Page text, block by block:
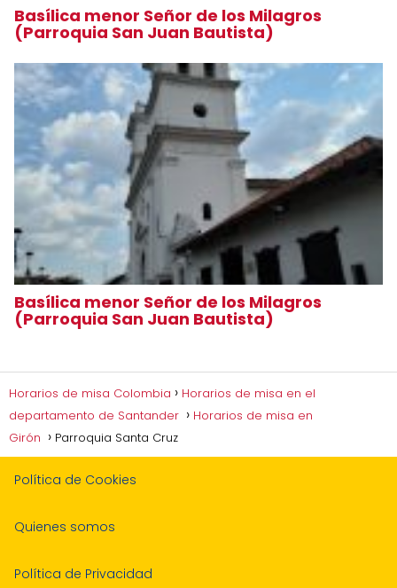
Basílica menor Señor de los Milagros
(Parroquia San Juan Bautista)
Basílica menor Señor de los Milagros
(Parroquia San Juan Bautista)
Horarios de misa Colombia
Horarios de misa en el
departamento de Santander
Horarios de misa en
Girón
Parroquia Santa Cruz
Política de Cookies
Quienes somos
Política de Privacidad